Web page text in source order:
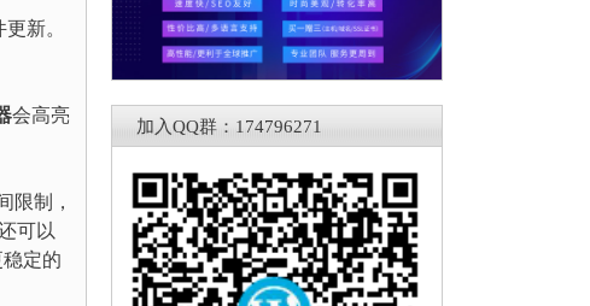
新。
会高亮
限制，
可以
定的
加入QQ群：174796271